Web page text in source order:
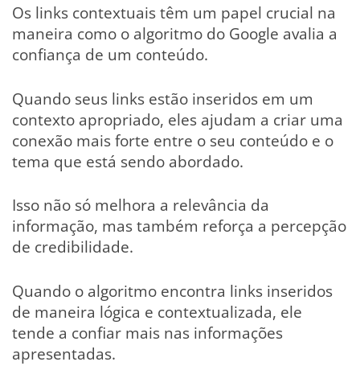
Os links contextuais têm um papel crucial na
maneira como o algoritmo do Google avalia a
confiança de um conteúdo.
Quando seus links estão inseridos em um
contexto apropriado, eles ajudam a criar uma
conexão mais forte entre o seu conteúdo e o
tema que está sendo abordado.
Isso não só melhora a relevância da
informação, mas também reforça a percepção
de credibilidade.
Quando o algoritmo encontra links inseridos
de maneira lógica e contextualizada, ele
tende a confiar mais nas informações
apresentadas.